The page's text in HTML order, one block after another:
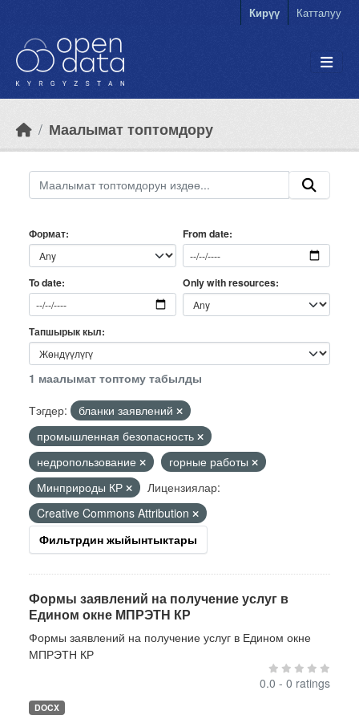
Кирүү Катталуу
Маалымат топтомдору
Формат From date
To date Only with resources
Тапшырык кыл
1 маалымат топтому табылды
Тэгдер:
бланки заявлений
промышленная безопасность
недропользование
горные работы
Минприроды КР
Лицензиялар:
Creative Commons Attribution
Фильтрдин жыйынтыктары
Формы заявлений на получение услуг в
Едином окне МПРЭТН КР
Формы заявлений на получение услуг в Едином окне
МПРЭТН КР
0.0 - 0 ratings
DOCX